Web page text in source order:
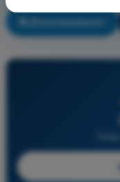
¡Entrenamiento!